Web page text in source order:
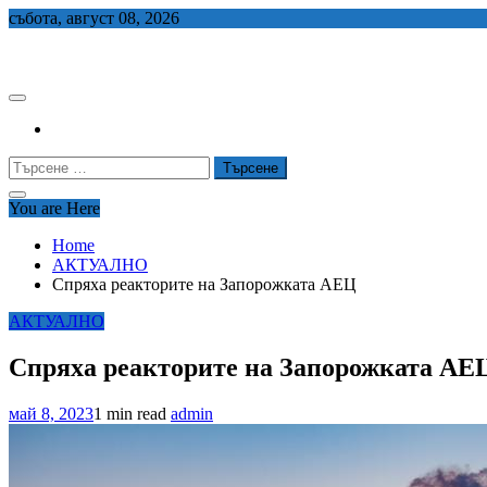
Skip
събота, август 08, 2026
Търсене
за:
You are Here
Home
АКТУАЛНО
Спряха реакторите на Запорожката АЕЦ
АКТУАЛНО
Спряха реакторите на Запорожката
май 8, 20231 min read admin